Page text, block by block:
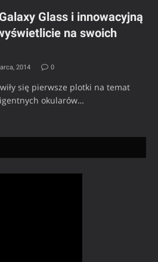
Glass i innowacyjną
na swoich
2014 0
się pierwsze plotki na temat
okularów…